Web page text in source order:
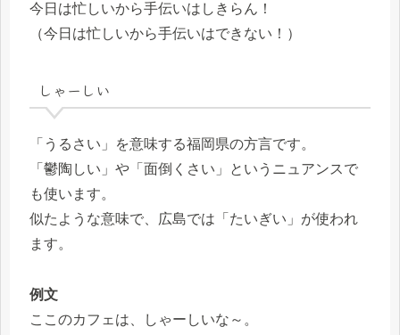
今日は忙しいから手伝いはしきらん！
（今日は忙しいから手伝いはできない！）
しゃーしい
「うるさい」を意味する福岡県の方言です。
「鬱陶しい」や「面倒くさい」というニュアンスで
も使います。
似たような意味で、広島では「たいぎい」が使われ
ます。
例文
ここのカフェは、しゃーしいな～。